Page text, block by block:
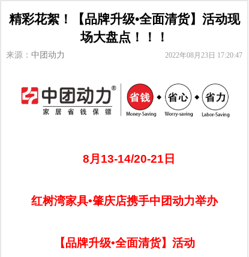
精彩花絮！【品牌升级•全面清货】活动现
场大盘点！！！
来源：中团动力 2022年08月23日 17:20:47
8月13-14/20-21日
红树湾家具•肇庆店携手中团动力举办
【品牌升级•全面清货】活动